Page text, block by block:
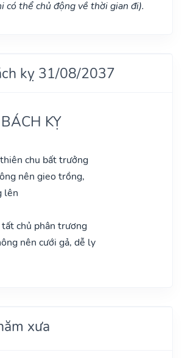
có thể chủ động về thời gian đi).
kỵ 31/08/2037
KỴ
chu bất trưởng
nên gieo trồng,
lên
chủ phân trương
nên cưới gả, dễ ly
xưa